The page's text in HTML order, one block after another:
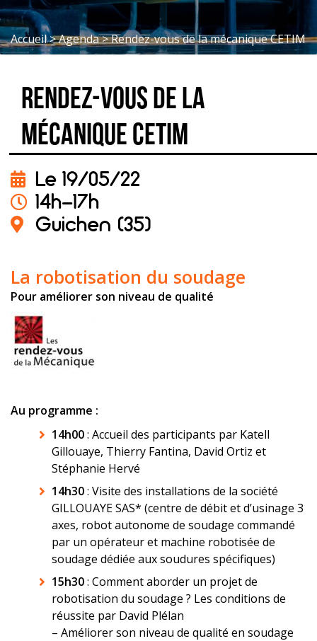
Accueil>Agenda>Rendez-vous de la mécanique CETIM
Rendez-vous de la
mécanique CETIM
Le 19/05/22
14h-17h
Guichen (35)
La robotisation du soudage
Pour améliorer son niveau de qualité
Au programme :
14h00: Accueil des participants par Katell
Gillouaye, Thierry Fantina, David Ortiz et
Stéphanie Hervé
14h30: Visite des installations de la société
GILLOUAYE SAS* (centre de débit et d’usinage 3
axes, robot autonome de soudage commandé
par un opérateur et machine robotisée de
soudage dédiée aux soudures spécifiques)
15h30: Comment aborder un projet de
robotisation du soudage ? Les conditions de
réussite par David Plélan
– Améliorer son niveau de qualité en soudage